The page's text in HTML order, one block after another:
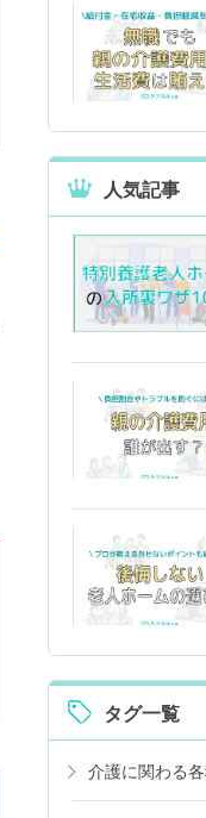
人気記事
タグ一覧
介護に関わる